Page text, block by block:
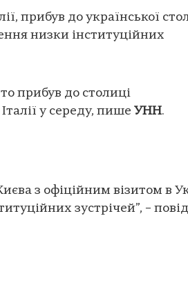
прибув до української
низки інституційних
прибув до столиці
у середу, пише УНН.
з офіційним візитом в
зустрічей”, –